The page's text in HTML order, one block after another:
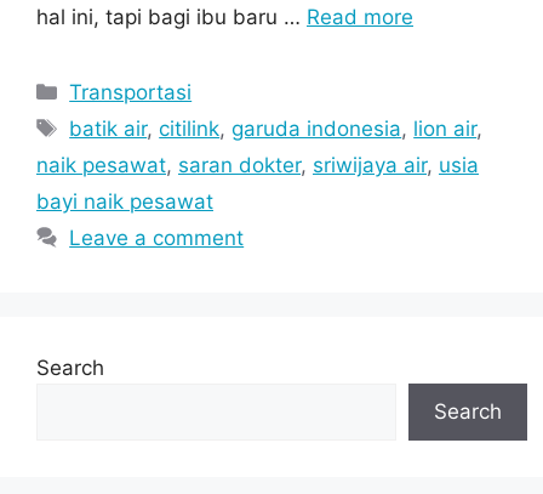
hal ini, tapi bagi ibu baru … Read more
Categories
Transportasi
Tags
batik air,citilink,garuda indonesia, lion air,
naik pesawat, saran dokter, sriwijaya air, usia
bayi naik pesawat
Leave a comment
Search
Search